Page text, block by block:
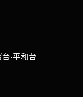
台·平和台